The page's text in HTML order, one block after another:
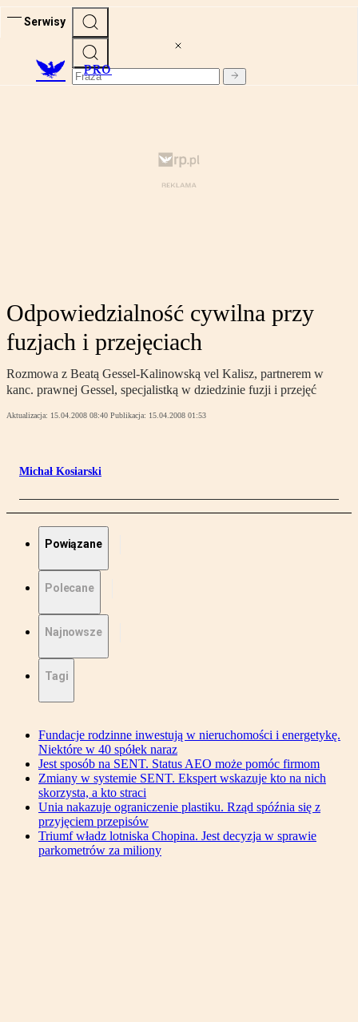
Serwisy
PRO
Odpowiedzialność cywilna przy
fuzjach i przejęciach
Rozmowa z Beatą Gessel-Kalinowską vel Kalisz, partnerem w
kanc. prawnej Gessel, specjalistką w dziedzinie fuzji i przejęć
Aktualizacja: 15.04.2008 08:40 Publikacja: 15.04.2008 01:53
Michał Kosiarski
Powiązane
Polecane
Najnowsze
Tagi
Fundacje rodzinne inwestują w nieruchomości i energetykę.
Niektóre w 40 spółek naraz
Jest sposób na SENT. Status AEO może pomóc firmom
Zmiany w systemie SENT. Ekspert wskazuje kto na nich
skorzysta, a kto straci
Unia nakazuje ograniczenie plastiku. Rząd spóźnia się z
przyjęciem przepisów
Triumf władz lotniska Chopina. Jest decyzja w sprawie
parkometrów za miliony